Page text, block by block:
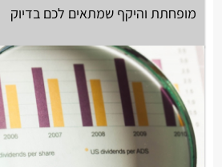
מופחתת והיקף שמתאים לכם בדיוק